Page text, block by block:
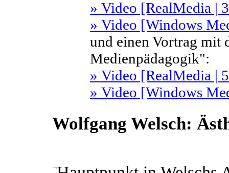
» Video [RealMedia |
» Video [Windows
und einen Vortrag mit
Medienpädagogik":
» Video [RealMedia |
» Video [Windows
Wolfgang Welsch:
¬